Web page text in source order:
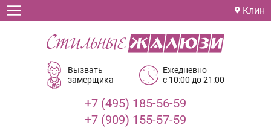
Клин
Вызвать
замерщика
Ежедневно
с 10:00 до 21:00
+7 (495) 185-56-59
+7 (909) 155-57-59